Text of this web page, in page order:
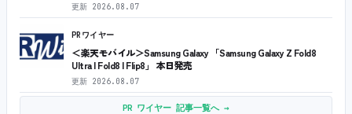
更新 2026.08.07
PRワイヤー
＜楽天モバイル＞Samsung Galaxy 「Samsung Galaxy Z Fold8
Ultra | Fold8 | Flip8」 本日発売
更新 2026.08.07
PR ワイヤー 記事一覧へ →